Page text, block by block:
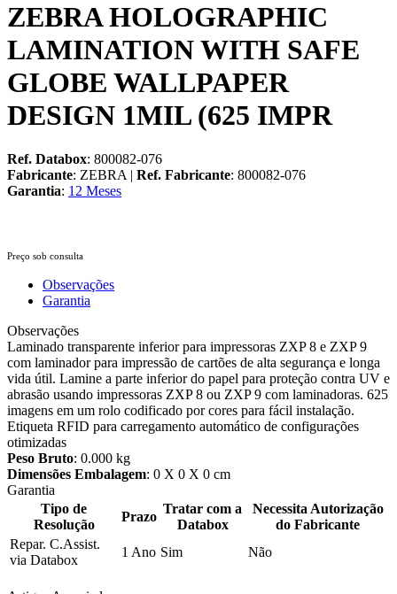
ZEBRA HOLOGRAPHIC
LAMINATION WITH SAFE
GLOBE WALLPAPER
DESIGN 1MIL (625 IMPR
Ref. Databox: 800082-076
Fabricante: ZEBRA | Ref. Fabricante: 800082-076
Garantia: 12 Meses
Preço sob consulta
Observações
Garantia
Observações
Laminado transparente inferior para impressoras ZXP 8 e ZXP 9
com laminador para impressão de cartões de alta segurança e longa
vida útil. Lamine a parte inferior do papel para proteção contra UV e
abrasão usando impressoras ZXP 8 ou ZXP 9 com laminadoras. 625
imagens em um rolo codificado por cores para fácil instalação.
Etiqueta RFID para carregamento automático de configurações
otimizadas
Peso Bruto: 0.000 kg
Dimensões Embalagem: 0 X 0 X 0 cm
Garantia
Tipo de
Resolução
Prazo
Tratar com a
Databox
Necessita Autorização
do Fabricante
Repar. C.Assist.
via Databox
1 Ano Sim Não